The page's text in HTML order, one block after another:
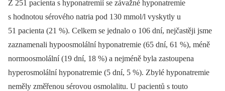
Z 251 pacienta s hyponatremií se závažné hyponatremie
s hodnotou sérového natria pod 130 mmol/l vyskytly u
51 pacienta (21 %). Celkem se jednalo o 106 dní, nejčastěji jsme
zaznamenali hypoosmolální hyponatremie (65 dní, 61 %), méně
normoosmolální (19 dní, 18 %) a nejméně byla zastoupena
hyperosmolální hyponatremie (5 dní, 5 %). Zbylé hyponatremie
neměly změřenou sérovou osmolalitu. U pacientů s touto